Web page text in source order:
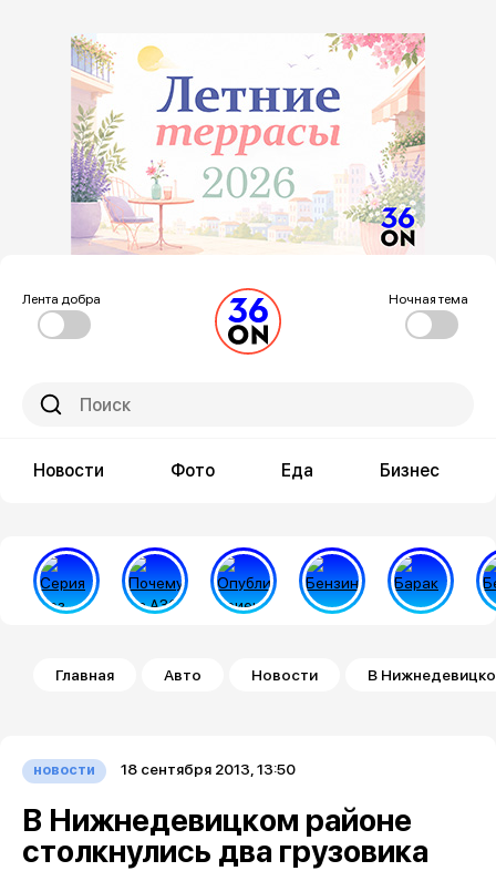
Лента добра Ночная тема
Новости Фото Еда Бизнес
Строка навигации
Главная Авто Новости В
новости 18 сентября 2013, 13:50
В Нижнедевицком районе
столкнулись два грузовика